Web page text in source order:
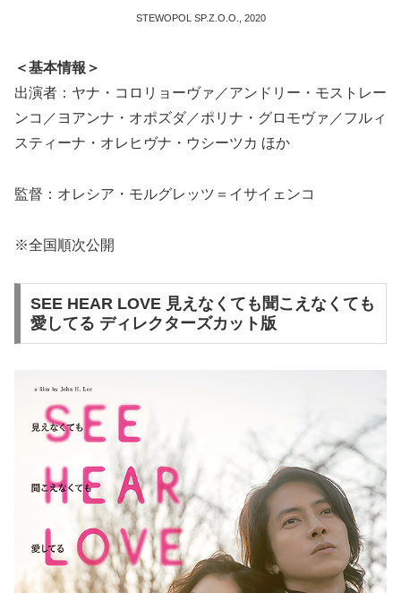
STEWOPOL SP.Z.O.O., 2020
＜基本情報＞
出演者：ヤナ・コロリョーヴァ／アンドリー・モストレー
ンコ／ヨアンナ・オポズダ／ポリナ・グロモヴァ／フルィ
スティーナ・オレヒヴナ・ウシーツカ ほか
監督：オレシア・モルグレッツ＝イサイェンコ
※全国順次公開
SEE HEAR LOVE 見えなくても聞こえなくても
愛してる ディレクターズカット版